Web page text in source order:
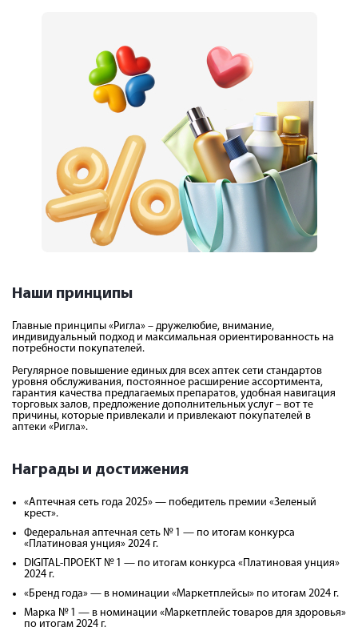
Наши принципы
Главные принципы «Ригла» – дружелюбие, внимание,
индивидуальный подход и максимальная ориентированность на
потребности покупателей.
Регулярное повышение единых для всех аптек сети стандартов
уровня обслуживания, постоянное расширение ассортимента,
гарантия качества предлагаемых препаратов, удобная навигация
торговых залов, предложение дополнительных услуг – вот те
причины, которые привлекали и привлекают покупателей в
аптеки «Ригла».
Награды и достижения
«Аптечная сеть года 2025» — победитель премии «Зеленый
крест».
Федеральная аптечная сеть № 1 — по итогам конкурса
«Платиновая унция» 2024 г.
DIGITAL-ПРОЕКТ № 1 — по итогам конкурса «Платиновая унция»
2024 г.
«Бренд года» — в номинации «Маркетплейсы» по итогам 2024 г.
Марка № 1 — в номинации «Маркетплейс товаров для здоровья»
по итогам 2024 г.